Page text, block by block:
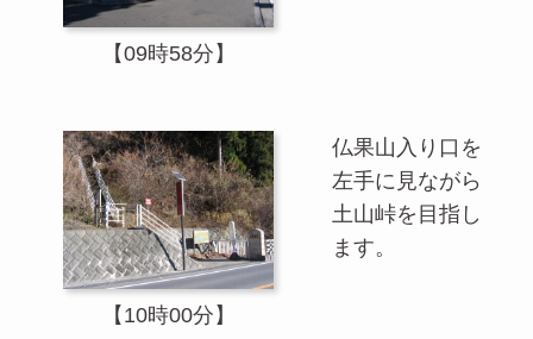
【09時58分】
【10時00分】
仏果山入り口を
左手に見ながら
土山峠を目指し
ます。